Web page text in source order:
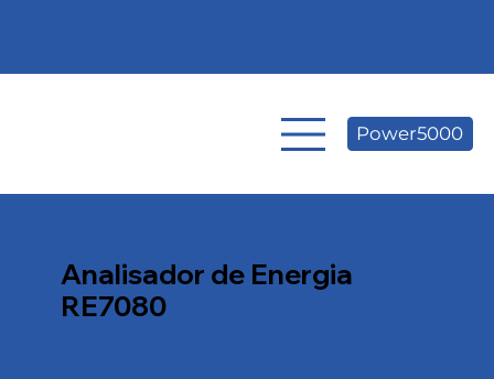
Power5000
Analisador de Energia
RE7080